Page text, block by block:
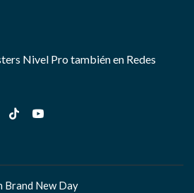
Nivel Pro también en Redes
Tik- Youtube
Brand New Day